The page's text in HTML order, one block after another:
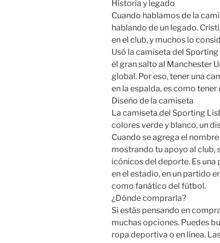
Historia y legado
Cuando hablamos de la
hablando de un legado.
en el club, y muchos lo
Usó la camiseta del
el gran salto al Manchester
global. Por eso, tener una
en la espalda, es como
Diseño de la camiseta
La camiseta del Sporting
colores verde y blanco, un
Cuando se agrega el
mostrando tu apoyo al club,
icónicos del deporte. Es una
en el estadio, en un partido
como fanático del fútbol.
¿Dónde comprarla?
Si estás pensando en
muchas opciones. Puedes
ropa deportiva o en línea.